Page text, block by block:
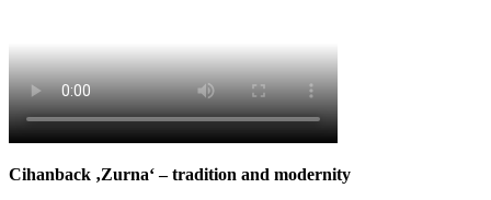
Cihanback ‚Zurna‘ – tradition and modernity